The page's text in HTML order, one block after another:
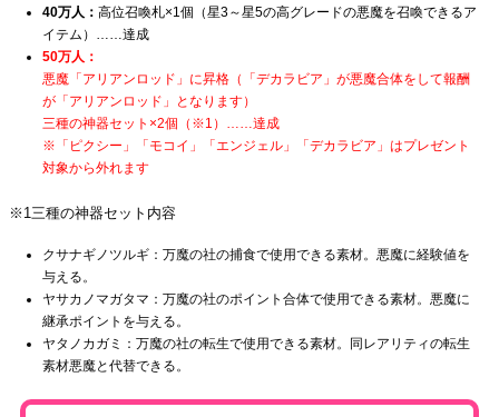
40万人： 高位召喚札×1個（星3～星5の高グレードの悪魔を召喚できるア
イテム）……達成
50万人：
悪魔「アリアンロッド」に昇格（「デカラビア」が悪魔合体をして報酬
が「アリアンロッド」となります）
三種の神器セット×2個（※1）……達成
※「ピクシー」「モコイ」「エンジェル」「デカラビア」はプレゼント
対象から外れます
※1三種の神器セット内容
クサナギノツルギ：万魔の社の捕食で使用できる素材。悪魔に経験値を
与える。
ヤサカノマガタマ：万魔の社のポイント合体で使用できる素材。悪魔に
継承ポイントを与える。
ヤタノカガミ：万魔の社の転生で使用できる素材。同レアリティの転生
素材悪魔と代替できる。